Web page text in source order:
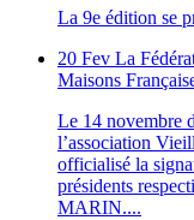
La 9e édition se
20 Fev La
Maisons
Le 14 novembre
l’association
officialisé la
présidents
MARIN....